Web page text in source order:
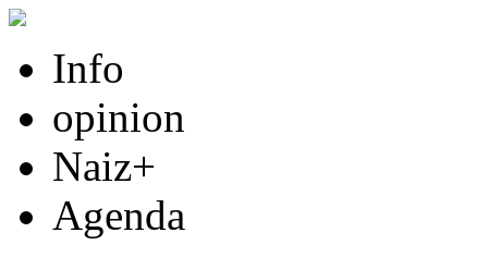
Info
opinion
Naiz+
Agenda